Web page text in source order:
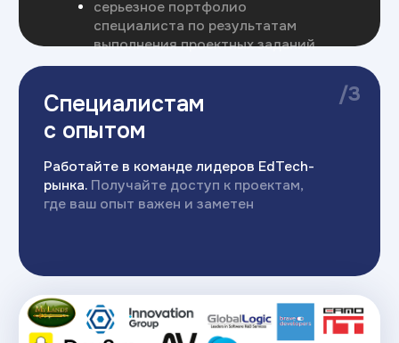
карьерного центра:
Волонтерские проекты
Открытая защита курсовых проектов
перед работодателями